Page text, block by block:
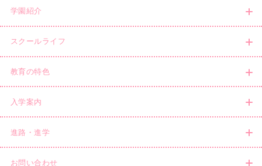
学園紹介
スクールライフ
教育の特色
入学案内
進路・進学
お問い合わせ